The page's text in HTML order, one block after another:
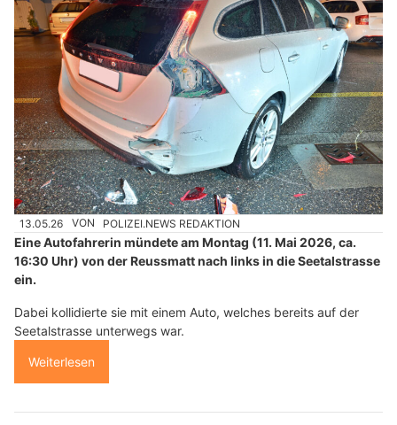
13.05.26 VON POLIZEI.NEWS REDAKTION
Eine Autofahrerin mündete am Montag (11. Mai 2026, ca.
16:30 Uhr) von der Reussmatt nach links in die Seetalstrasse
ein.
Dabei kollidierte sie mit einem Auto, welches bereits auf der
Seetalstrasse unterwegs war.
Weiterlesen